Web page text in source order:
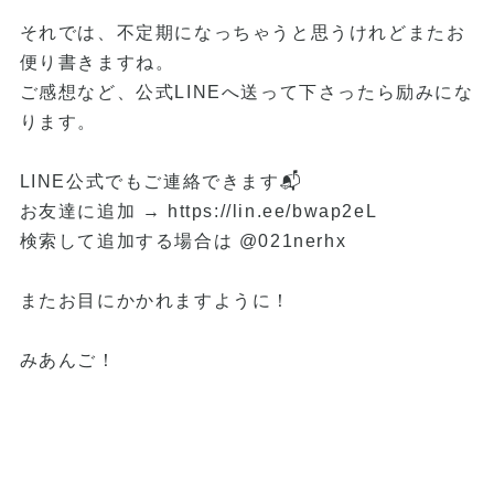
それでは、不定期になっちゃうと思うけれどまたお
便り書きますね。
ご感想など、公式LINEへ送って下さったら励みにな
ります。
LINE公式でもご連絡できます📬
お友達に追加 →
https://lin.ee/bwap2eL
検索して追加する場合は @021nerhx
またお目にかかれますように！
みあんご！